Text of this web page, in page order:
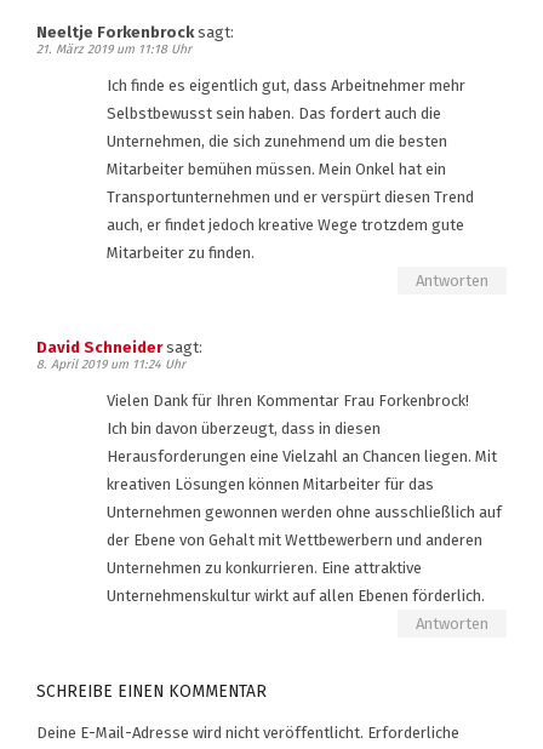
Neeltje Forkenbrock sagt:
21. März 2019 um 11:18 Uhr
Ich finde es eigentlich gut, dass Arbeitnehmer mehr
Selbstbewusst sein haben. Das fordert auch die
Unternehmen, die sich zunehmend um die besten
Mitarbeiter bemühen müssen. Mein Onkel hat ein
Transportunternehmen und er verspürt diesen Trend
auch, er findet jedoch kreative Wege trotzdem gute
Mitarbeiter zu finden.
Antworten
David Schneider sagt:
8. April 2019 um 11:24 Uhr
Vielen Dank für Ihren Kommentar Frau Forkenbrock!
Ich bin davon überzeugt, dass in diesen
Herausforderungen eine Vielzahl an Chancen liegen. Mit
kreativen Lösungen können Mitarbeiter für das
Unternehmen gewonnen werden ohne ausschließlich auf
der Ebene von Gehalt mit Wettbewerbern und anderen
Unternehmen zu konkurrieren. Eine attraktive
Unternehmenskultur wirkt auf allen Ebenen förderlich.
Antworten
SCHREIBE EINEN KOMMENTAR
Deine E-Mail-Adresse wird nicht veröffentlicht. Erforderliche